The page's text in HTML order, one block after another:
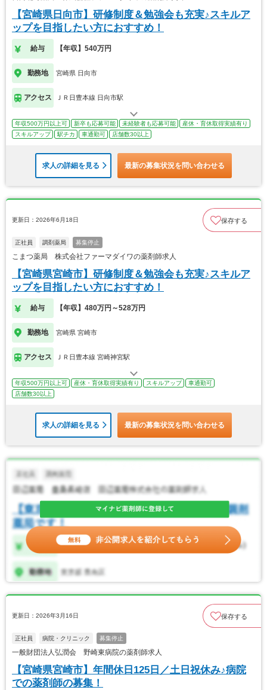
【宮崎県日向市】研修制度＆勉強会も充実♪スキルア
ップを目指したい方におすすめ！
給与 【年収】540万円
勤務地 宮崎県 日向市
アクセス ＪＲ日豊本線 日向市駅
年収500万円以上可 新卒も応募可能 未経験者も応募可能
産休・育休取得実績有り
スキルアップ
駅チカ 車通勤可 店舗数30以上
求人の詳細を見る 最新の募集状況を問い合わせる
更新日：2026年6月18日 保存する
正社員 調剤薬局 募集停止
こまつ薬局 株式会社ファーマダイワの薬剤師求人
【宮崎県宮崎市】研修制度＆勉強会も充実♪スキルア
ップを目指したい方におすすめ！
給与 【年収】480万円～528万円
勤務地 宮崎県 宮崎市
アクセス ＪＲ日豊本線 宮崎神宮駅
年収500万円以上可 産休・育休取得実績有り スキルアップ
車通勤可
店舗数30以上
求人の詳細を見る 最新の募集状況を問い合わせる
更新日：2026年3月16日 保存する
正社員 病院・クリニック 募集停止
一般財団法人弘潤会 野崎東病院の薬剤師求人
【宮崎県宮崎市】年間休日125日／土日祝休み♪病院
での薬剤師の募集！